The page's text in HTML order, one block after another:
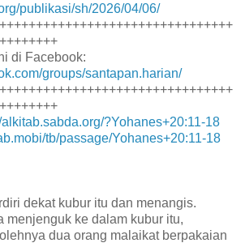
publikasi/sh/2026/04/06/
di Facebook:
groups/santapan.harian/
alkitab.sabda.org/?Yohanes+20:11-18
tb/passage/Yohanes+20:11-18
dekat kubur itu dan menangis.
menjenguk ke dalam kubur itu,
dua orang malaikat berpakaian